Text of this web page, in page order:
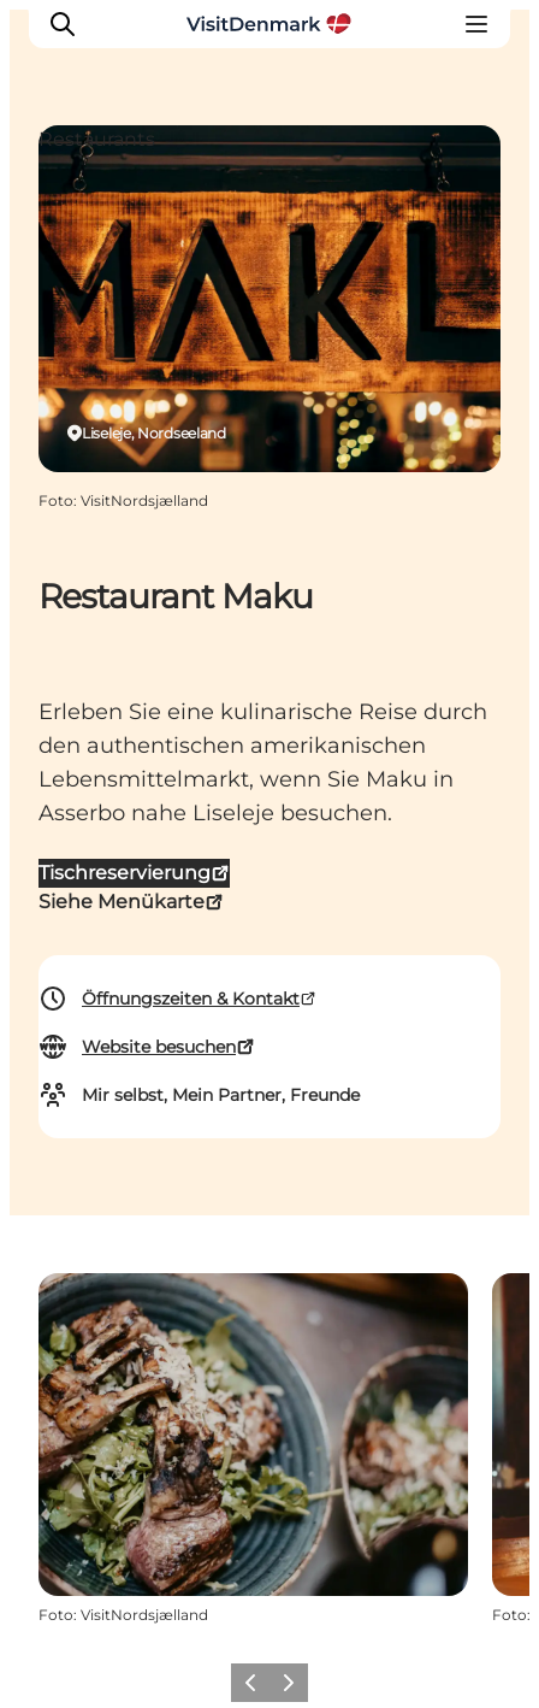
Inspiration
Regionen
Erlebnisse
Unterkünfte
Reiseplanung
Restaurant Maku
Erleben Sie eine kulinarische Reise durch
den authentischen amerikanischen
Lebensmittelmarkt, wenn Sie Maku in
Asserbo nahe Liseleje besuchen.
Tischreservierung
Siehe Menükarte
Öffnungszeiten & Kontakt
Website besuchen
Mir selbst, Mein Partner, Freunde
Liseleje, Nordseeland
Restaurants
Foto: VisitNordsjælland
Foto: VisitNordsjælland Foto:
ZurückWeiter